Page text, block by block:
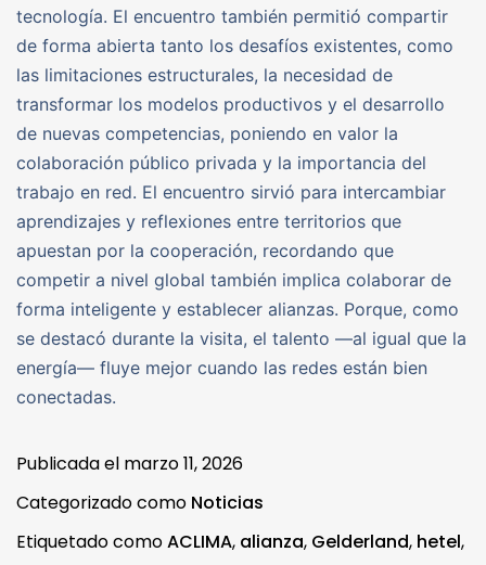
tecnología. El encuentro también permitió compartir
de forma abierta tanto los desafíos existentes, como
las limitaciones estructurales, la necesidad de
transformar los modelos productivos y el desarrollo
de nuevas competencias, poniendo en valor la
colaboración público privada y la importancia del
trabajo en red. El encuentro sirvió para intercambiar
aprendizajes y reflexiones entre territorios que
apuestan por la cooperación, recordando que
competir a nivel global también implica colaborar de
forma inteligente y establecer alianzas. Porque, como
se destacó durante la visita, el talento —al igual que la
energía— fluye mejor cuando las redes están bien
conectadas.
Publicada el marzo 11, 2026
Categorizado como Noticias
Etiquetado comoACLIMA, alianza, Gelderland, hetel,